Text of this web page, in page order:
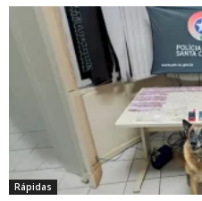
Rápidas